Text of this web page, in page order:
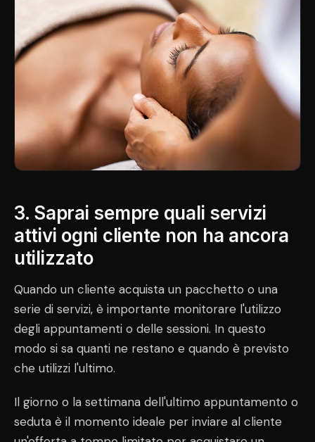
3. Saprai sempre quali servizi
attivi ogni cliente non ha ancora
utilizzato
Quando un cliente acquista un pacchetto o una
serie di servizi, è importante monitorare l'utilizzo
degli appuntamenti o delle sessioni. In questo
modo si sa quanti ne restano e quando è previsto
che utilizzi l'ultimo.
Il giorno o la settimana dell'ultimo appuntamento o
seduta è il momento ideale per inviare al cliente